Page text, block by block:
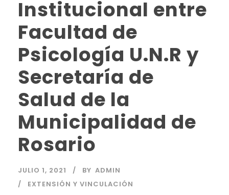
Institucional entre
Facultad de
Psicología U.N.R y
Secretaría de
Salud de la
Municipalidad de
Rosario
JULIO 1, 2021 BY ADMIN
EXTENSIÓN Y VINCULACIÓN